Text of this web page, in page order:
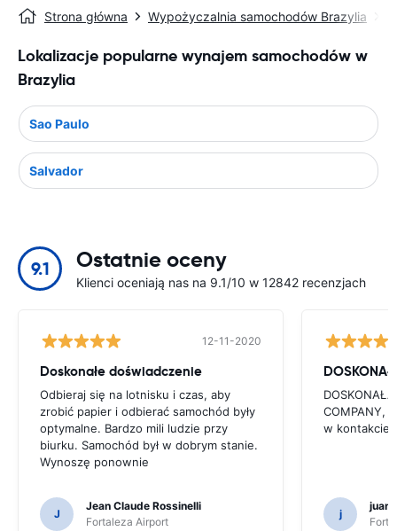
Strona główna Wypożyczalnia samochodów Brazylia
Lokalizacje popularne wynajem samochodów w
Brazylia
Sao Paulo
Salvador
9.1 Ostatnie oceny
Klienci oceniają nas na 9.1/10 w 12842 recenzjach
12-11-2020
Doskonałe doświadczenie
Odbieraj się na lotnisku i czas, aby
zrobić papier i odbierać samochód były
optymalne. Bardzo mili ludzie przy
biurku. Samochód był w dobrym stanie.
Wynoszę ponownie
J
Jean Claude Rossinelli
Fortaleza Airport
COMPANY,
w kontakcie,
j
juan